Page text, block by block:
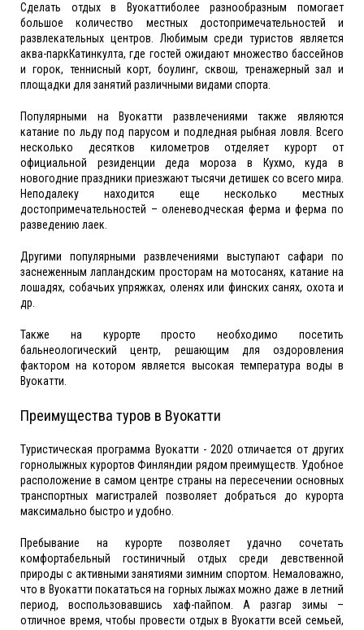
Сделать отдых в Вуокаттиболее разнообразным помогает
большое количество местных достопримечательностей и
развлекательных центров. Любимым среди туристов является
аква-паркКатинкулта, где гостей ожидают множество бассейнов
и горок, теннисный корт, боулинг, сквош, тренажерный зал и
площадки для занятий различными видами спорта.
Популярными на Вуокатти развлечениями также являются
катание по льду под парусом и подледная рыбная ловля. Всего
несколько десятков километров отделяет курорт от
официальной резиденции деда мороза в Кухмо, куда в
новогодние праздники приезжают тысячи детишек со всего мира.
Неподалеку находится еще несколько местных
достопримечательностей – оленеводческая ферма и ферма по
разведению лаек.
Другими популярными развлечениями выступают сафари по
заснеженным лапландским просторам на мотосанях, катание на
лошадях, собачьих упряжках, оленях или финских санях, охота и
др.
Также на курорте просто необходимо посетить
бальнеологический центр, решающим для оздоровления
фактором на котором является высокая температура воды в
Вуокатти.
Преимущества туров в Вуокатти
Туристическая программа Вуокатти - 2020 отличается от других
горнолыжных курортов Финляндии рядом преимуществ. Удобное
расположение в самом центре страны на пересечении основных
транспортных магистралей позволяет добраться до курорта
максимально быстро и удобно.
Пребывание на курорте позволяет удачно сочетать
комфортабельный гостиничный отдых среди девственной
природы с активными занятиями зимним спортом. Немаловажно,
что в Вуокатти покататься на горных лыжах можно даже в летний
период, воспользовавшись хаф-пайпом. А разгар зимы –
отличное время, чтобы провести отдых в Вуокатти всей семьей,